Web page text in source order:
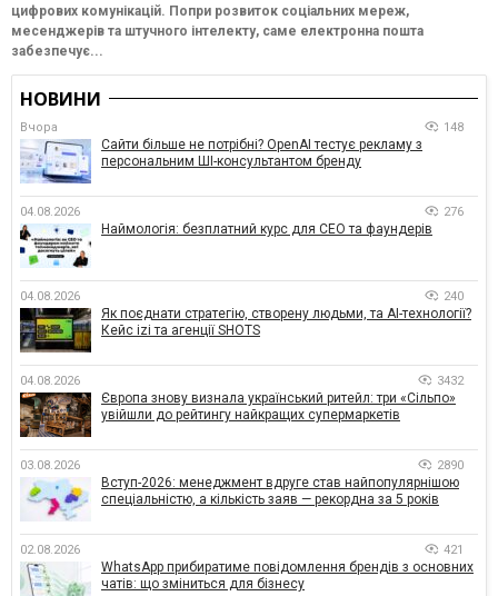
цифрових комунікацій. Попри розвиток соціальних мереж,
месенджерів та штучного інтелекту, саме електронна пошта
забезпечує...
НОВИНИ
Вчора 148
Сайти більше не потрібні? OpenAI тестує рекламу з
персональним ШІ-консультантом бренду
04.08.2026 276
Наймологія: безплатний курс для CEO та фаундерів
04.08.2026 240
Як поєднати стратегію, створену людьми, та AI-технології?
Кейс izi та агенції SHOTS
04.08.2026 3432
Європа знову визнала український ритейл: три «Сільпо»
увійшли до рейтингу найкращих супермаркетів
03.08.2026 2890
Вступ-2026: менеджмент вдруге став найпопулярнішою
спеціальністю, а кількість заяв — рекордна за 5 років
02.08.2026 421
WhatsApp прибиратиме повідомлення брендів з основних
чатів: що зміниться для бізнесу